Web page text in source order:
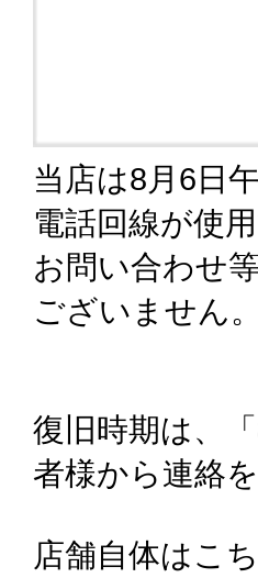
当店は8月6日
電話回線が使
お問い合わせ
ございません。
復旧時期は、
者様から連絡
店舗自体はこ